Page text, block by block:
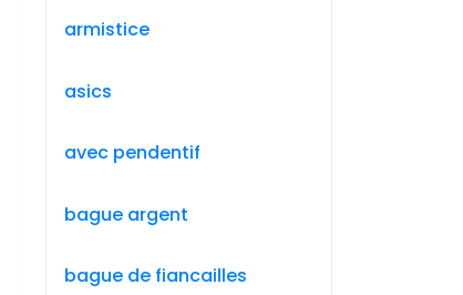
armistice
asics
avec pendentif
bague argent
bague de fiancailles